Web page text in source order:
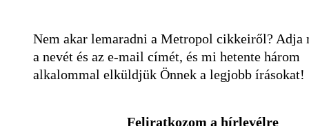
Nem akar lemaradni a Metropol cikkeiről? Adja
a nevét és az e-mail címét, és mi hetente három
alkalommal elküldjük Önnek a legjobb írásokat!
Feliratkozom a hírlevélre